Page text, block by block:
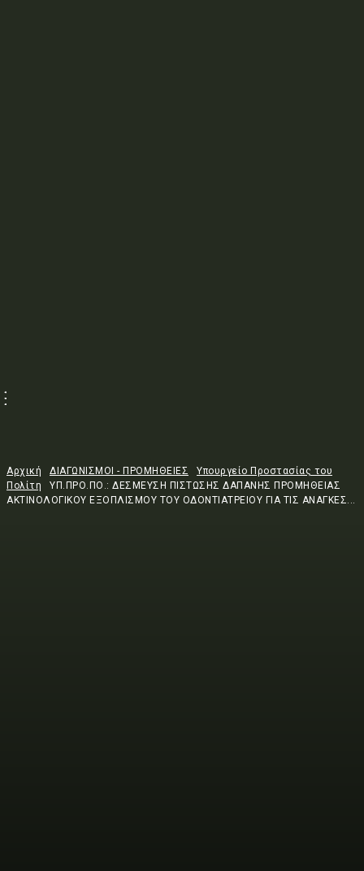
Αρχική ΔΙΑΓΩΝΙΣΜΟΙ - ΠΡΟΜΗΘΕΙΕΣ
Υπουργείο Προστασίας του
Πολίτη
ΥΠ.ΠΡΟ.ΠΟ.: ΔΕΣΜΕΥΣΗ ΠΙΣΤΩΣΗΣ ΔΑΠΑΝΗΣ ΠΡΟΜΗΘΕΙΑΣ
ΑΚΤΙΝΟΛΟΓΙΚΟΥ ΕΞΟΠΛΙΣΜΟΥ ΤΟΥ ΟΔΟΝΤΙΑΤΡΕΙΟΥ ΓΙΑ ΤΙΣ ΑΝΑΓΚΕΣ...